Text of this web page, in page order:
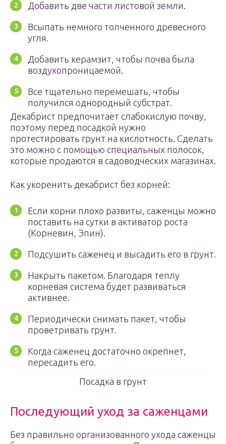
Добавить две части листовой земли.
Всыпать немного толченного древесного
угля.
Добавить керамзит, чтобы почва была
воздухопроницаемой.
Все тщательно перемешать, чтобы
получился однородный субстрат.
Декабрист предпочитает слабокислую почву,
поэтому перед посадкой нужно
протестировать грунт на кислотность. Сделать
это можно с помощью специальных полосок,
которые продаются в садоводческих магазинах.
Как укоренить декабрист без корней:
Если корни плохо развиты, саженцы можно
поставить на сутки в активатор роста
(Корневин, Эпин).
Подсушить саженец и высадить его в грунт.
Накрыть пакетом. Благодаря теплу
корневая система будет развиваться
активнее.
Периодически снимать пакет, чтобы
проветривать грунт.
Когда саженец достаточно окрепнет,
пересадить его.
Посадка в грунт
Последующий уход за саженцами
Без правильно организованного ухода саженцы